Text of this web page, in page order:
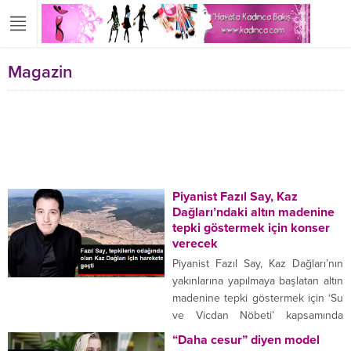
Magazin
Piyanist Fazıl Say, Kaz
Dağları’ndaki altın madenine
tepki göstermek için konser
verecek
Piyanist Fazıl Say, Kaz Dağları’nın
yakınlarına yapılmaya başlatan altın
madenine tepki göstermek için ‘Su
ve Vicdan Nöbeti’ kapsamında
Çanakkale’de konser verecek.
“Daha cesur” diyen model